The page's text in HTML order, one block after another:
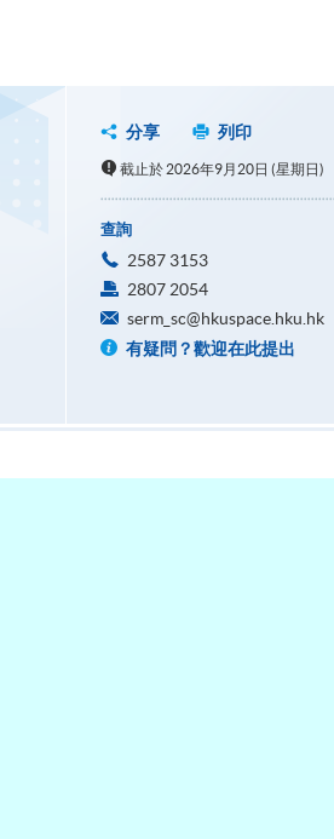
分享 列印
截止於 2026年9月20日 (星期日)
查詢
2587 3153
2807 2054
serm_sc@hkuspace.hku.hk
有疑問？歡迎在此提出